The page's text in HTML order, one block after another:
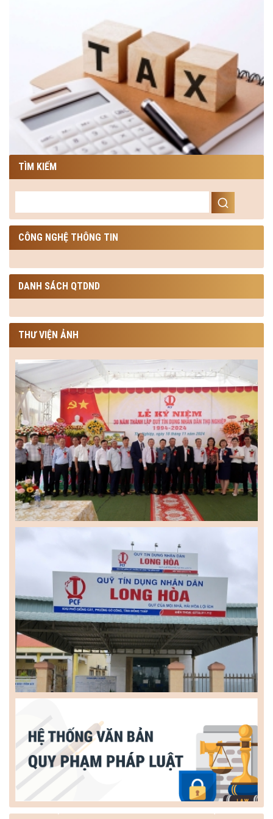
TÌM KIẾM
CÔNG NGHỆ THÔNG TIN
DANH SÁCH QTDND
THƯ VIỆN ẢNH